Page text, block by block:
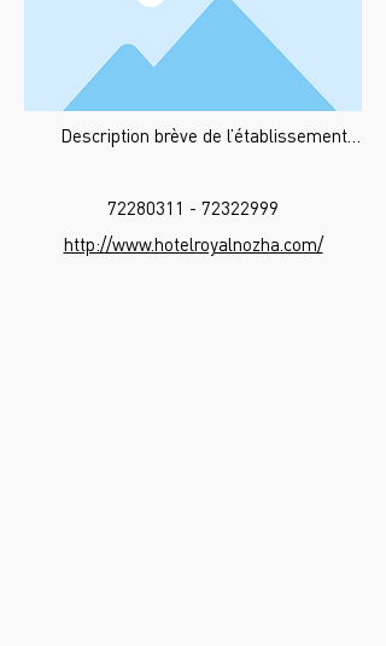
Description brève de l’établissement…
72280311 - 72322999
http://www.hotelroyalnozha.com/